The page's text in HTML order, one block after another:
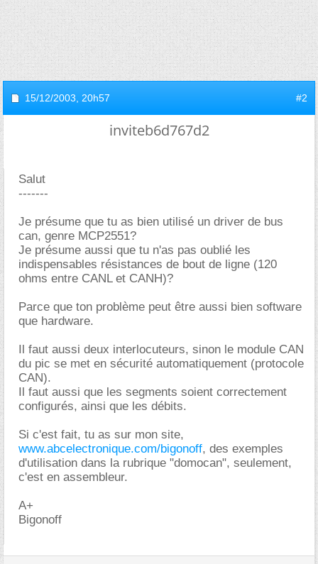
15/12/2003, 20h57 #2
inviteb6d767d2
Salut
-------
Je présume que tu as bien utilisé un driver de bus
can, genre MCP2551?
Je présume aussi que tu n'as pas oublié les
indispensables résistances de bout de ligne (120
ohms entre CANL et CANH)?
Parce que ton problème peut être aussi bien software
que hardware.
Il faut aussi deux interlocuteurs, sinon le module CAN
du pic se met en sécurité automatiquement (protocole
CAN).
Il faut aussi que les segments soient correctement
configurés, ainsi que les débits.
Si c'est fait, tu as sur mon site,
www.abcelectronique.com/bigonoff, des exemples
d'utilisation dans la rubrique "domocan", seulement,
c'est en assembleur.
A+
Bigonoff